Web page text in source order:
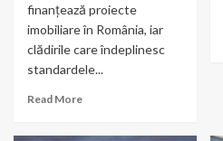
finanțează proiecte
imobiliare în România, iar
clădirile care îndeplinesc
standardele...
Read More